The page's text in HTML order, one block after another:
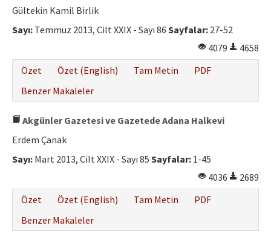
Gültekin Kamil Birlik
Sayı: Temmuz 2013, Cilt XXIX - Sayı 86 Sayfalar: 27-52
4079
4658
Özet
Özet (English) Tam Metin
PDF
Benzer Makaleler
Akgünler Gazetesi ve Gazetede Adana Halkevi
Erdem Çanak
Sayı: Mart 2013, Cilt XXIX - Sayı 85 Sayfalar: 1-45
4036
2689
Özet
Özet (English) Tam Metin
PDF
Benzer Makaleler